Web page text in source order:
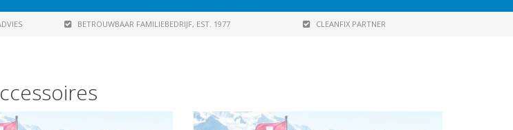
BETROUWBAAR FAMILIEBEDRIJF, EST. 1977 CLEANFIX PARTNER